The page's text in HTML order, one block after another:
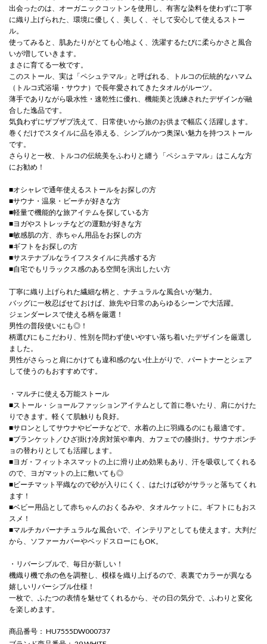
出会ったのは、オーガニックコットンを使用し、有害な染料を使わずに丁寧
に織り上げられた、環境に優しく、美しく、そして安心して使えるストー
ル。
使ってみると、肌あたりがとても心地よく、洗濯するたびに柔らかさと風合
いが増していきます。
まさに育てる一枚です。
このストール、実は「ペシュテマル」と呼ばれる、トルコの伝統的なハマム
（トルコ式浴場・サウナ）で長年愛されてきたタオルがルーツ。
薄手でありながら吸水性・速乾性に優れ、機能美と洗練されたデザインが融
合した逸品です。
気負わずにザブザブ洗えて、日常使いから旅のお供まで幅広く活躍します。
巻くだけでスタイルに品を添える、シンプルかつ奥深い魅力を持つストール
です。
さらりと一枚、トルコの伝統美をふわりと纏う「ペシュテマル」はこんな方
にお勧め！
■オシャレで通年使えるストールをお探しの方
■サウナ・温泉・ビーチが好きな方
■軽量で機能的な旅アイテムを探している方
■ヨガやストレッチなどの運動が好きな方
■敏感肌の方、赤ちゃん用品をお探しの方
■ギフトをお探しの方
■サステナブルなライフスタイルに共感する方
■自宅でもリラックス感のある空間を演出したい方
丁寧に織り上げられた繊細な柄と、ナチュラルな風合いが魅力。
バッグに一枚忍ばせておけば、旅先や日常のあらゆるシーンで大活躍。
ジェンダーレスで使える柄を厳選！
男性の普段使いにも◎！
柄選びにもこだわり、性別を問わず使いやすい落ち着いたデザインを厳選し
ました。
男性がさらっと肩にかけても違和感のない仕上がりで、パートナーとシェア
して使うのもおすすめです。
・マルチに使える万能ストール
■ストール・ショールファッションアイテムとして首に巻いたり、肩にかけた
りできます。軽くて肌触りも良好。
■サロンとしてサウナやビーチなどで、水着の上に羽織るのにも最適です。
■ブランケット／ひざ掛け冷房対策や車内、カフェでの膝掛け。サウナポンチ
ョの替わりとしても活躍します。
■ヨガ・フィットネスマットの上に滑り止め効果もあり、汗を吸収してくれる
ので、ヨガマットの上に敷いても◎
■ビーチマット平織なので砂が入りにくく、はたけば砂がサラッと落ちてくれ
ます！
■ベビー用品として赤ちゃんのおくるみや、タオルケットに。ギフトにもおス
スメ！
■マルチカバーナチュラルな風合いで、インテリアとしても使えます。大判だ
から、ソファーカバーやベッドスローにもOK。
・リバーシブルで、毎日が新しい！
機織り機で糸の色を調整し、模様を織り上げるので、表裏でカラーが異なる
嬉しいリバーシブル仕様！
一枚で、ふたつの表情を魅せてくれるから、その日の気分で、ふわりと変化
を楽しめます。
商品番号 ： HU7555DW000737